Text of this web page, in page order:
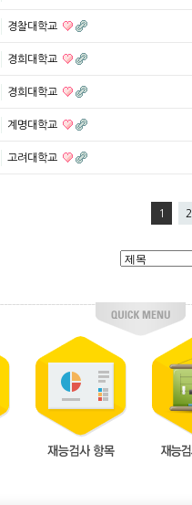
경찰대학교
경희대학교
경희대학교
계명대학교
고려대학교
1 2